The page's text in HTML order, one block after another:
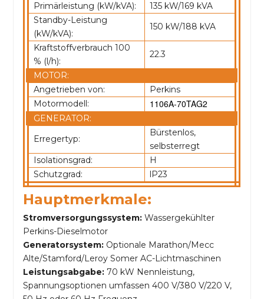
Primärleistung (kW/kVA):
135 kW/169 kVA
Standby-Leistung
(kW/kVA):
150 kW/188 kVA
Kraftstoffverbrauch 100
% (l/h):
22.3
MOTOR:
Angetrieben von:
Perkins
Motormodell:
1106A-70TAG2
GENERATOR:
Erregertyp:
Bürstenlos,
selbsterregt
Isolationsgrad:
H
Schutzgrad:
lP23
Hauptmerkmale:
Stromversorgungssystem:Wassergekühlter
Perkins-Dieselmotor
Generatorsystem: Optionale Marathon/Mecc
Alte/Stamford/Leroy Somer AC-Lichtmaschinen
Leistungsabgabe: 70 kW Nennleistung,
Spannungsoptionen umfassen 400 V/380 V/220 V,